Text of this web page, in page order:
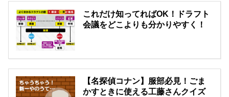
これだけ知ってればOK！ドラフト
会議をどこよりも分かりやすく！
【名探偵コナン】服部必見！ごま
かすときに使える工藤さんクイズ